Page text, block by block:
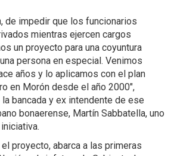
de impedir que los funcionarios
mientras ejercen cargos
un proyecto para una coyuntura
persona en especial. Venimos
años y lo aplicamos con el plan
en Morón desde el año 2000",
bancada y ex intendente de ese
bonaerense, Martín Sabbatella, uno
proyecto, abarca a las primeras